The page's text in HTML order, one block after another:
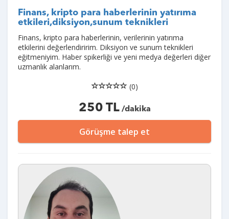
Finans, kripto para haberlerinin yatırıma
etkileri,diksiyon,sunum teknikleri
Finans, kripto para haberlerinin, verilerinin yatırıma
etkilerini değerlendiririm. Diksiyon ve sunum teknikleri
eğitmeniyim. Haber spikerliği ve yeni medya değerleri diğer
uzmanlık alanlarım.
(0)
250 TL/dakika
Görüşme talep et